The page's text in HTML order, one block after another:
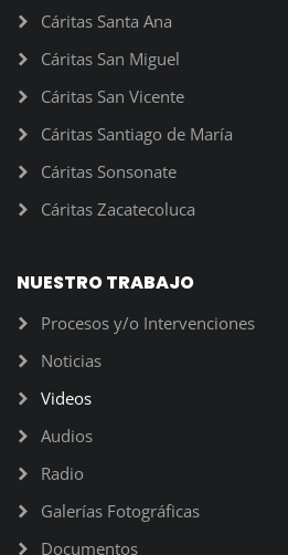
Cáritas Santa Ana
Cáritas San Miguel
Cáritas San Vicente
Cáritas Santiago de María
Cáritas Sonsonate
Cáritas Zacatecoluca
NUESTRO TRABAJO
Procesos y/o Intervenciones
Noticias
Videos
Audios
Radio
Galerías Fotográficas
Documentos